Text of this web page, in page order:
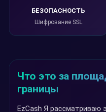
БЕЗОПАСНОСТЬ
Шифрование SSL
Что это за
границы
EzCash Я рассматриваю